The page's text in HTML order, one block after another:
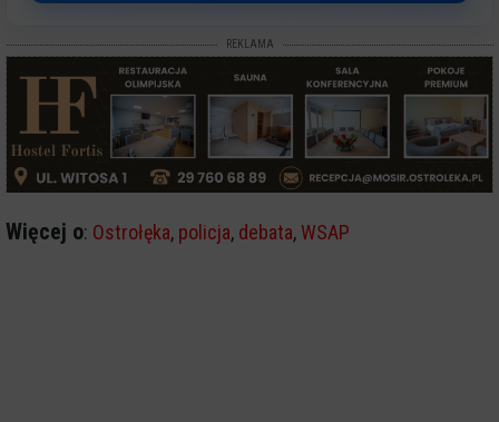
REKLAMA
Więcej o: Ostrołęka, policja, debata, WSAP